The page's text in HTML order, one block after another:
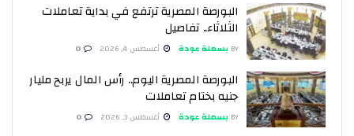
البورصة المصرية ترتفع في بداية تعاملات
الثلاثاء.. تفاصيل
BY بسملة عودة أغسطس 4, 2026
البورصة المصرية اليوم.. رأس المال يربح مليار
جنيه بختام تعاملات
BY بسملة عودة أغسطس 3, 2026